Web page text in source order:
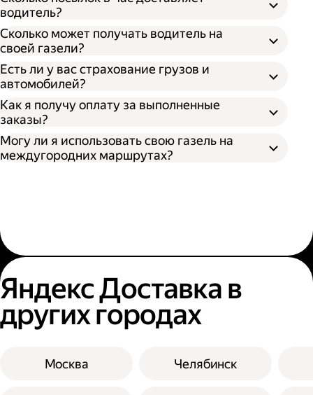
водитель?
Сколько может получать водитель на
своей газели?
Есть ли у вас страхование грузов и
автомобилей?
Как я получу оплату за выполненные
заказы?
Могу ли я использовать свою газель на
междугородних маршрутах?
Яндекс Доставка в
других городах
Москва Челябинск